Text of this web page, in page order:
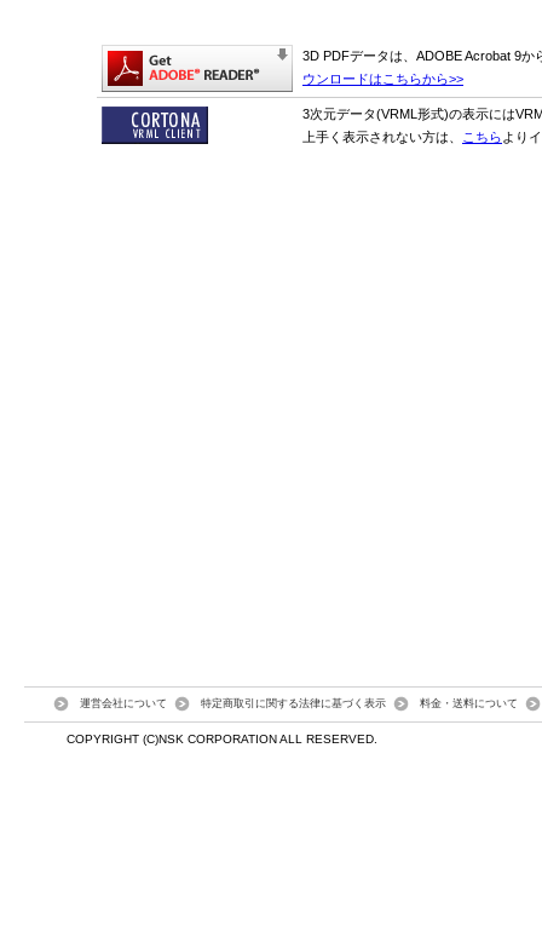
3D PDFデータは、ADOBE Acrobat 9
ウンロードはこちらから>>
3次元データ(VRML形式)の表示には
上手く表示されない方は、
こちら より
運営会社について 特定商取引に関する法律に基づく表示 料金・送料について
COPYRIGHT (C)NSK CORPORATION ALL RESERVED.